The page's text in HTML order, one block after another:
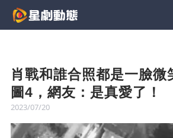
肖戰和誰合照都是一臉微
圖4，網友：是真愛了！
2023/07/20